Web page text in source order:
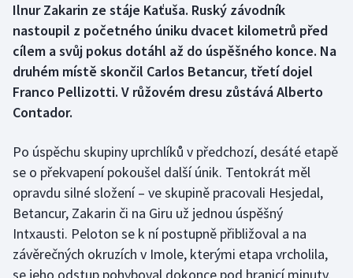
Futsal
Golf
Gymnastika
Jezdectví
Judo
Krasobruslení
Ilnur Zakarin ze stáje Kaťuša. Ruský závodník
nastoupil z početného úniku dvacet kilometrů před
cílem a svůj pokus dotáhl až do úspěšného konce. Na
druhém místě skončil Carlos Betancur, třetí dojel
Franco Pellizotti. V růžovém dresu zůstává Alberto
Contador.
Po úspěchu skupiny uprchlíků v předchozí, desáté etapě
se o překvapení pokoušel další únik. Tentokrát měl
opravdu silné složení – ve skupině pracovali Hesjedal,
Betancur, Zakarin či na Giru už jednou úspěšný
Intxausti. Peloton se k ní postupně přibližoval a na
závěrečných okruzích v Imole, kterými etapa vrcholila,